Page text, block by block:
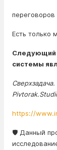
переговоров
Есть только
Следующий
системы
https://
🛡️ Данный